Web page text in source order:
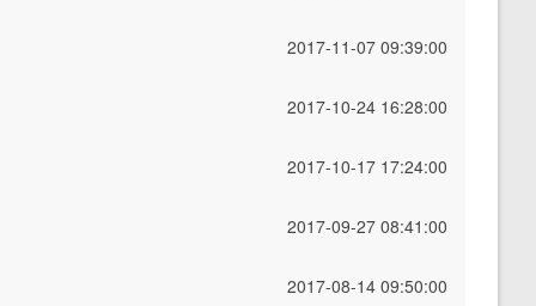
2017-11-07 09:39:00
2017-10-24 16:28:00
2017-10-17 17:24:00
2017-09-27 08:41:00
2017-08-14 09:50:00